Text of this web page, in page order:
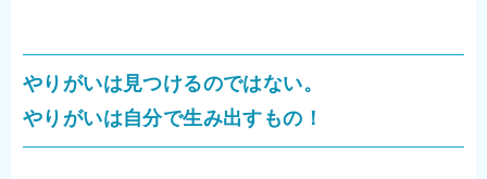
やりがいは見つけるのではない。
やりがいは自分で生み出すもの！